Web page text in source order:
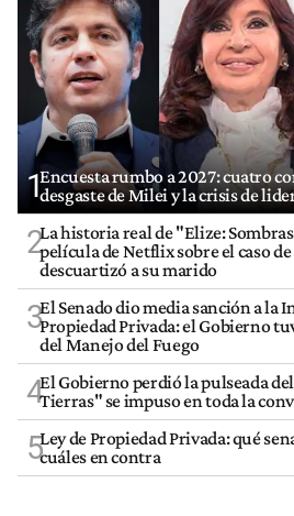
1Encuesta rumbo a 2027: cuatro
desgaste de Milei y la crisis de
2La historia real de "Elize:
película de Netflix sobre el caso
descuartizó a su marido
3El Senado dio media sanción a la
Propiedad Privada: el Gobierno
del Manejo del Fuego
4El Gobierno perdió la pulseada
Tierras" se impuso en toda la
5Ley de Propiedad Privada: qué
cuáles en contra